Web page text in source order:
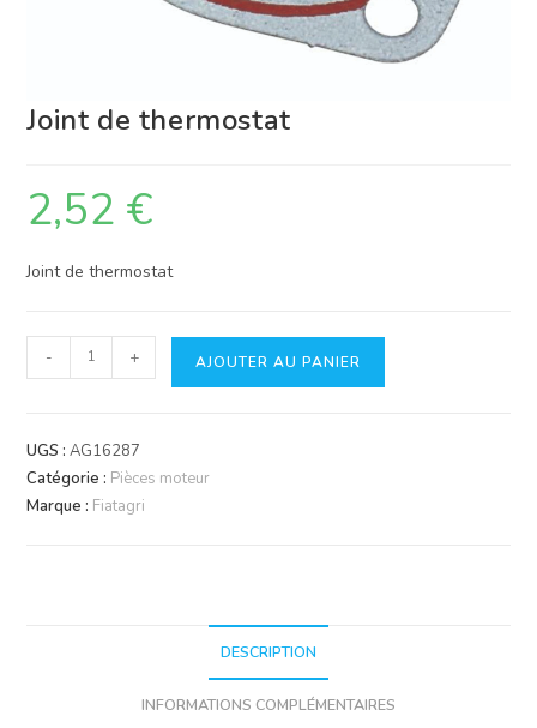
Joint de thermostat
2,52 €
Joint de thermostat
quantité
de
de
thermostat
- + AJOUTER AU PANIER
UGS :AG16287
Catégorie : Pièces moteur
Marque : Fiatagri
DESCRIPTION
INFORMATIONS COMPLÉMENTAIRES